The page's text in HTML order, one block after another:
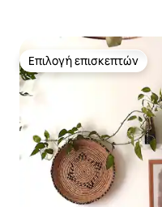
Επιλογή επισκεπτών
Επιλογή επισκεπτών